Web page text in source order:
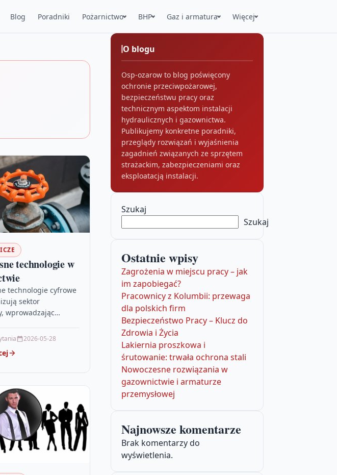
Blog Poradniki Pożarnictwo BHP Gaz i armatura Więcej
technologie w
technologie cyfrowe
sektor
wprowadzając
automatyzacji oraz
narzędzi takich jak
2026-05-28
O blogu
Osp-ozarow to blog poświęcony
ochronie przeciwpożarowej,
bezpieczeństwu pracy oraz
technicznym aspektom instalacji
hydraulicznych i gazownictwa.
Publikujemy konkretne poradniki,
przeglądy rozwiązań i wyjaśnienia
zagadnień związanych ze sprzętem
strażackim, zabezpieczeniami oraz
eksploatacją instalacji.
Szukaj
Szukaj
Ostatnie wpisy
Zagrożenia w miejscu pracy – jak
im zapobiegać?
Pracownicy z Kolumbii: przewaga
dla polskich firm
Bezpieczeństwo Pracy – Klucz do
Zdrowia i Życia
Lakiernia proszkowa i
śrutowanie: trwała ochrona stali
Nowoczesne rozwiązania w
gazownictwie i armaturze
przemysłowej
Najnowsze komentarze
Brak komentarzy do
wyświetlenia.